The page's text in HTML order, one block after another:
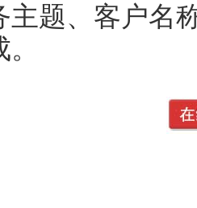
主题、客户名